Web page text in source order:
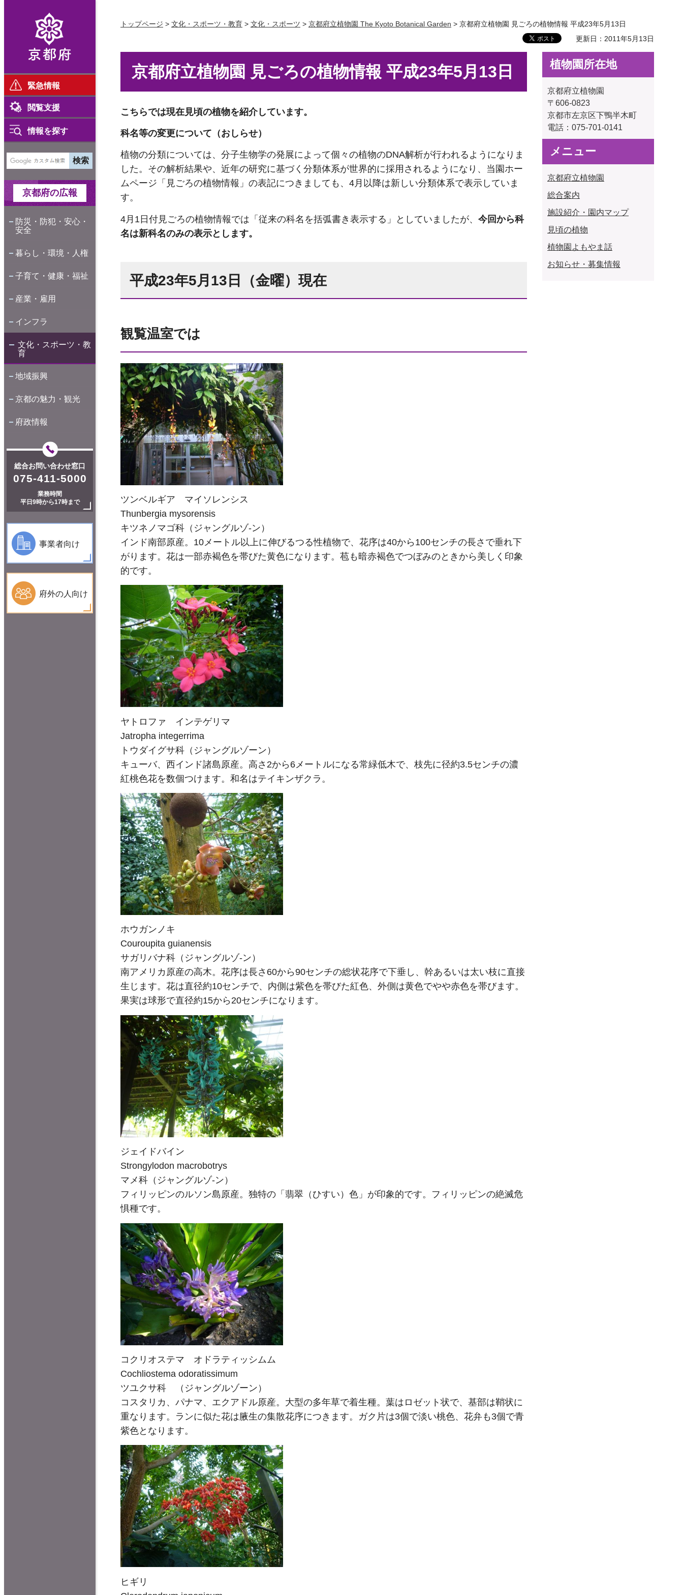
緊急情報
閲覧支援
情報を探す
京都府の広報
防災・防犯・安心・
安全
暮らし・環境・人権
子育て・健康・福祉
産業・雇用
インフラ
文化・スポーツ・教
育
地域振興
京都の魅力・観光
府政情報
総合お問い合わせ窓口
075-411-5000
業務時間
平日9時から17時まで
事業者向け
府外の人向け
トップページ > 文化・スポーツ・教育 > 文化・スポーツ > 京都府立植物園 The Kyoto Botanical Garden > 京都府立植物園 見ごろの植物情報 平成23年5月13日
更新日：2011年5月13日
京都府立植物園 見ごろの植物情報 平成23年5月13日
こちらでは現在見頃の植物を紹介しています。
科名等の変更について（おしらせ）
植物の分類については、分子生物学の発展によって個々の植物のDNA解析が行われるようになりま
した。その解析結果や、近年の研究に基づく分類体系が世界的に採用されるようになり、当園ホー
ムページ「見ごろの植物情報」の表記につきましても、4月以降は新しい分類体系で表示していま
す。
4月1日付見ごろの植物情報では「従来の科名を括弧書き表示する」としていましたが、 今回から科
名は新科名のみの表示とします。
平成23年5月13日（金曜）現在
観覧温室では
ツンベルギア マイソレンシス
Thunbergia mysorensis
キツネノマゴ科（ジャングルゾ-ン）
インド南部原産。10メートル以上に伸びるつる性植物で、花序は40から100センチの長さで垂れ下
がります。花は一部赤褐色を帯びた黄色になります。苞も暗赤褐色でつぼみのときから美しく印象
的です。
ヤトロファ インテゲリマ
Jatropha integerrima
トウダイグサ科（ジャングルゾーン）
キューバ、西インド諸島原産。高さ2から6メートルになる常緑低木で、枝先に径約3.5センチの濃
紅桃色花を数個つけます。和名はテイキンザクラ。
ホウガンノキ
Couroupita guianensis
サガリバナ科（ジャングルゾ-ン）
南アメリカ原産の高木。花序は長さ60から90センチの総状花序で下垂し、幹あるいは太い枝に直接
生じます。花は直径約10センチで、内側は紫色を帯びた紅色、外側は黄色でやや赤色を帯びます。
果実は球形で直径約15から20センチになります。
ジェイドバイン
Strongylodon macrobotrys
マメ科（ジャングルゾ-ン）
フィリッピンのルソン島原産。独特の「翡翠（ひすい）色」が印象的です。フィリッピンの絶滅危
惧種です。
コクリオステマ オドラティッシムム
Cochliostema odoratissimum
ツユクサ科 （ジャングルゾーン）
コスタリカ、パナマ、エクアドル原産。大型の多年草で着生種。葉はロゼット状で、基部は鞘状に
重なります。ランに似た花は腋生の集散花序につきます。ガク片は3個で淡い桃色、花弁も3個で青
紫色となります。
ヒギリ
植物園所在地
京都府立植物園
〒606-0823
京都市左京区下鴨半木町
電話： 075-701-0141
メニュー
京都府立植物園
総合案内
施設紹介・園内マップ
見頃の植物
植物園よもやま話
お知らせ・募集情報